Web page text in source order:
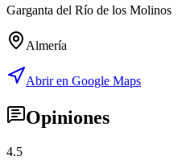
Garganta del Río de los Molinos
Almería
Abrir en Google Maps
Opiniones
4.5